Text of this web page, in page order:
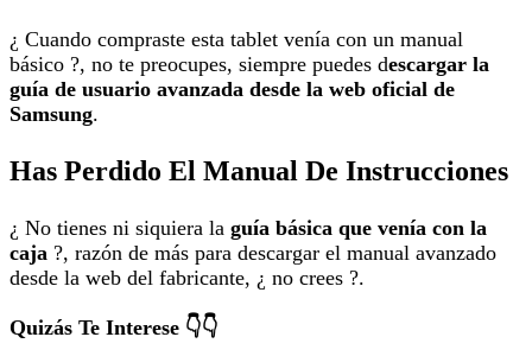
¿ Cuando compraste esta tablet venía con un manual
básico ?, no te preocupes, siempre puedes descargar la
guía de usuario avanzada desde la web oficial de
Samsung.
Has Perdido El Manual De Instrucciones
¿ No tienes ni siquiera la guía básica que venía con la
caja ?, razón de más para descargar el manual avanzado
desde la web del fabricante, ¿ no crees ?.
Quizás Te Interese 👇👇